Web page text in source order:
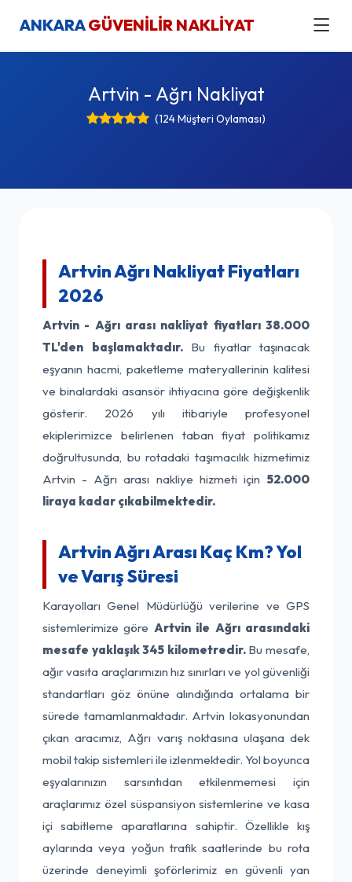
ANKARAGÜVENİLİR NAKLİYAT
Artvin - Ağrı Nakliyat
(124 Müşteri Oylaması)
Artvin Ağrı Nakliyat Fiyatları
2026
Artvin - Ağrı arası nakliyat fiyatları 38.000
TL'den başlamaktadır.Bu fiyatlar taşınacak
eşyanın hacmi, paketleme materyallerinin kalitesi
ve binalardaki asansör ihtiyacına göre değişkenlik
gösterir. 2026 yılı itibariyle profesyonel
ekiplerimizce belirlenen taban fiyat politikamız
doğrultusunda, bu rotadaki taşımacılık hizmetimiz
Artvin - Ağrı arası nakliye hizmeti için 52.000
liraya kadar çıkabilmektedir.
Artvin Ağrı Arası Kaç Km? Yol
ve Varış Süresi
Karayolları Genel Müdürlüğü verilerine ve GPS
sistemlerimize göre Artvin ile Ağrı arasındaki
mesafe yaklaşık 345 kilometredir.Bu mesafe,
ağır vasıta araçlarımızın hız sınırları ve yol güvenliği
standartları göz önüne alındığında ortalama bir
sürede tamamlanmaktadır. Artvin lokasyonundan
çıkan aracımız, Ağrı varış noktasına ulaşana dek
mobil takip sistemleri ile izlenmektedir. Yol boyunca
eşyalarınızın sarsıntıdan etkilenmemesi için
araçlarımız özel süspansiyon sistemlerine ve kasa
içi sabitleme aparatlarına sahiptir. Özellikle kış
aylarında veya yoğun trafik saatlerinde bu rota
üzerinde deneyimli şoförlerimiz en güvenli yan